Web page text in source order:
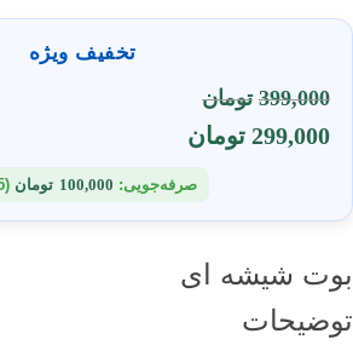
تخفیف ویژه
399,000 تومان
299,000 تومان
صرفه‌جویی: 100,000 تومان (25%)
بوت شیشه ای
توضیحات